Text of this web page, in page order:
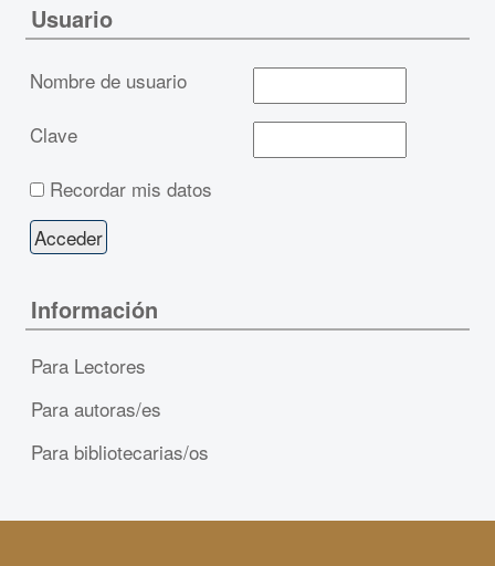
Usuario
Nombre de usuario
Clave
Recordar mis datos
Información
Para Lectores
Para autoras/es
Para bibliotecarias/os